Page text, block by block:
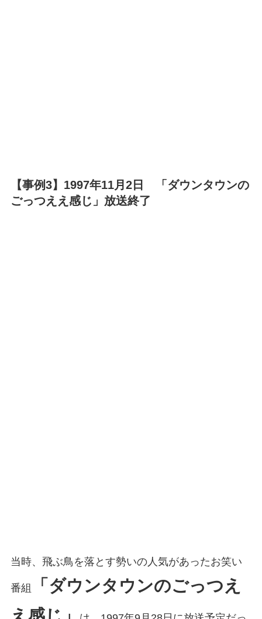
【事例3】1997年11月2日 「ダウンタウンの
ごっつええ感じ」放送終了
当時、飛ぶ鳥を落とす勢いの人気があったお笑い
番組
「ダウンタウンのごっつえ